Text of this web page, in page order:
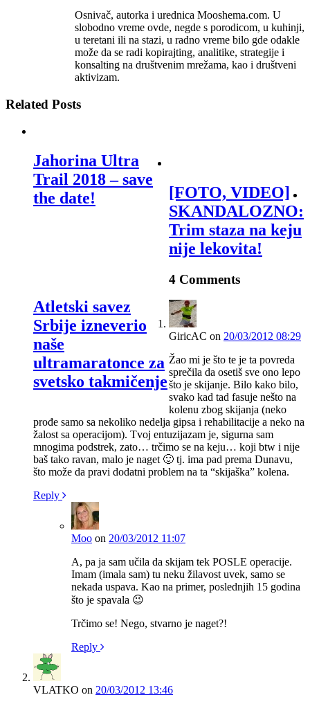
Osnivač, autorka i urednica Mooshema.com. U
slobodno vreme ovde, negde s porodicom, u kuhinji,
u teretani ili na stazi, u radno vreme bilo gde odakle
može da se radi kopirajting, analitike, strategije i
konsalting na društvenim mrežama, kao i društveni
aktivizam.
Related Posts
Jahorina Ultra
Trail 2018 – save
the date!
[FOTO, VIDEO]
SKANDALOZNO:
Trim staza na keju
nije lekovita!
Atletski savez
Srbije izneverio
naše
ultramaratonce za
svetsko takmičenje
4 Comments
GiricAC on 20/03/2012 08:29
Žao mi je što te je ta povreda
sprečila da osetiš sve ono lepo
što je skijanje. Bilo kako bilo,
svako kad tad fasuje nešto na
kolenu zbog skijanja (neko
prođe samo sa nekoliko nedelja gipsa i rehabilitacije a neko na
žalost sa operacijom). Tvoj entuzijazam je, sigurna sam
mnogima podstrek, zato… trčimo se na keju… koji btw i nije
baš tako ravan, malo je naget 🙂 tj. ima pad prema Dunavu,
što može da pravi dodatni problem na ta “skijaška” kolena.
Reply
Moo on 20/03/2012 11:07
A, pa ja sam učila da skijam tek POSLE operacije.
Imam (imala sam) tu neku žilavost uvek, samo se
nekada uspava. Kao na primer, poslednjih 15 godina
što je spavala 😉
Trčimo se! Nego, stvarno je naget?!
Reply
VLATKO on 20/03/2012 13:46